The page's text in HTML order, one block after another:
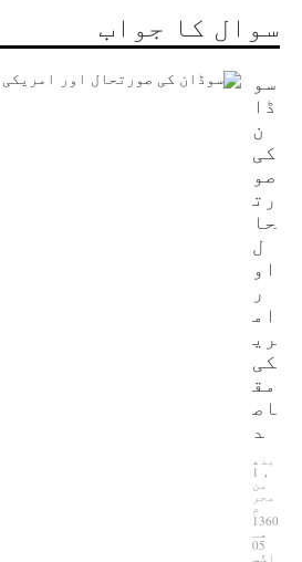
سوال کا جواب
سو
ڈا
ن
کی
صو
رت
حا
ل
او
ر
ام
ری
کی
مق
اص
د
بدھ
، 1
من
محر
م
1360
هـ
05
اگس